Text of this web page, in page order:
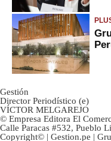
Gestión
Director Periodístico (e)
VÍCTOR MELGAREJO
© Empresa Editora El
Calle Paracas #532, Pueblo
Copyright© | Gestion.pe |